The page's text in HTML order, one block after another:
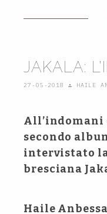
JAKALA:
27-05-2018 ∴ HAILE
All’indomani
secondo
intervistato
bresciana
Haile